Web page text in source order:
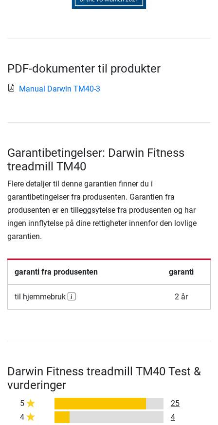
PDF-dokumenter til produkter
Manual Darwin TM40-3
Garantibetingelser: Darwin Fitness
treadmill TM40
Flere detaljer til denne garantien finner du i
garantibetingelser fra produsenten. Garantien fra
produsenten er en tilleggsytelse fra produsenten og har
ingen innflytelse på dine rettigheter innenfor den lovlige
garantien.
garanti fra produsenten garanti
til hjemmebruk 2 år
Darwin Fitness treadmill TM40 Test &
vurderinger
5
25
4
4